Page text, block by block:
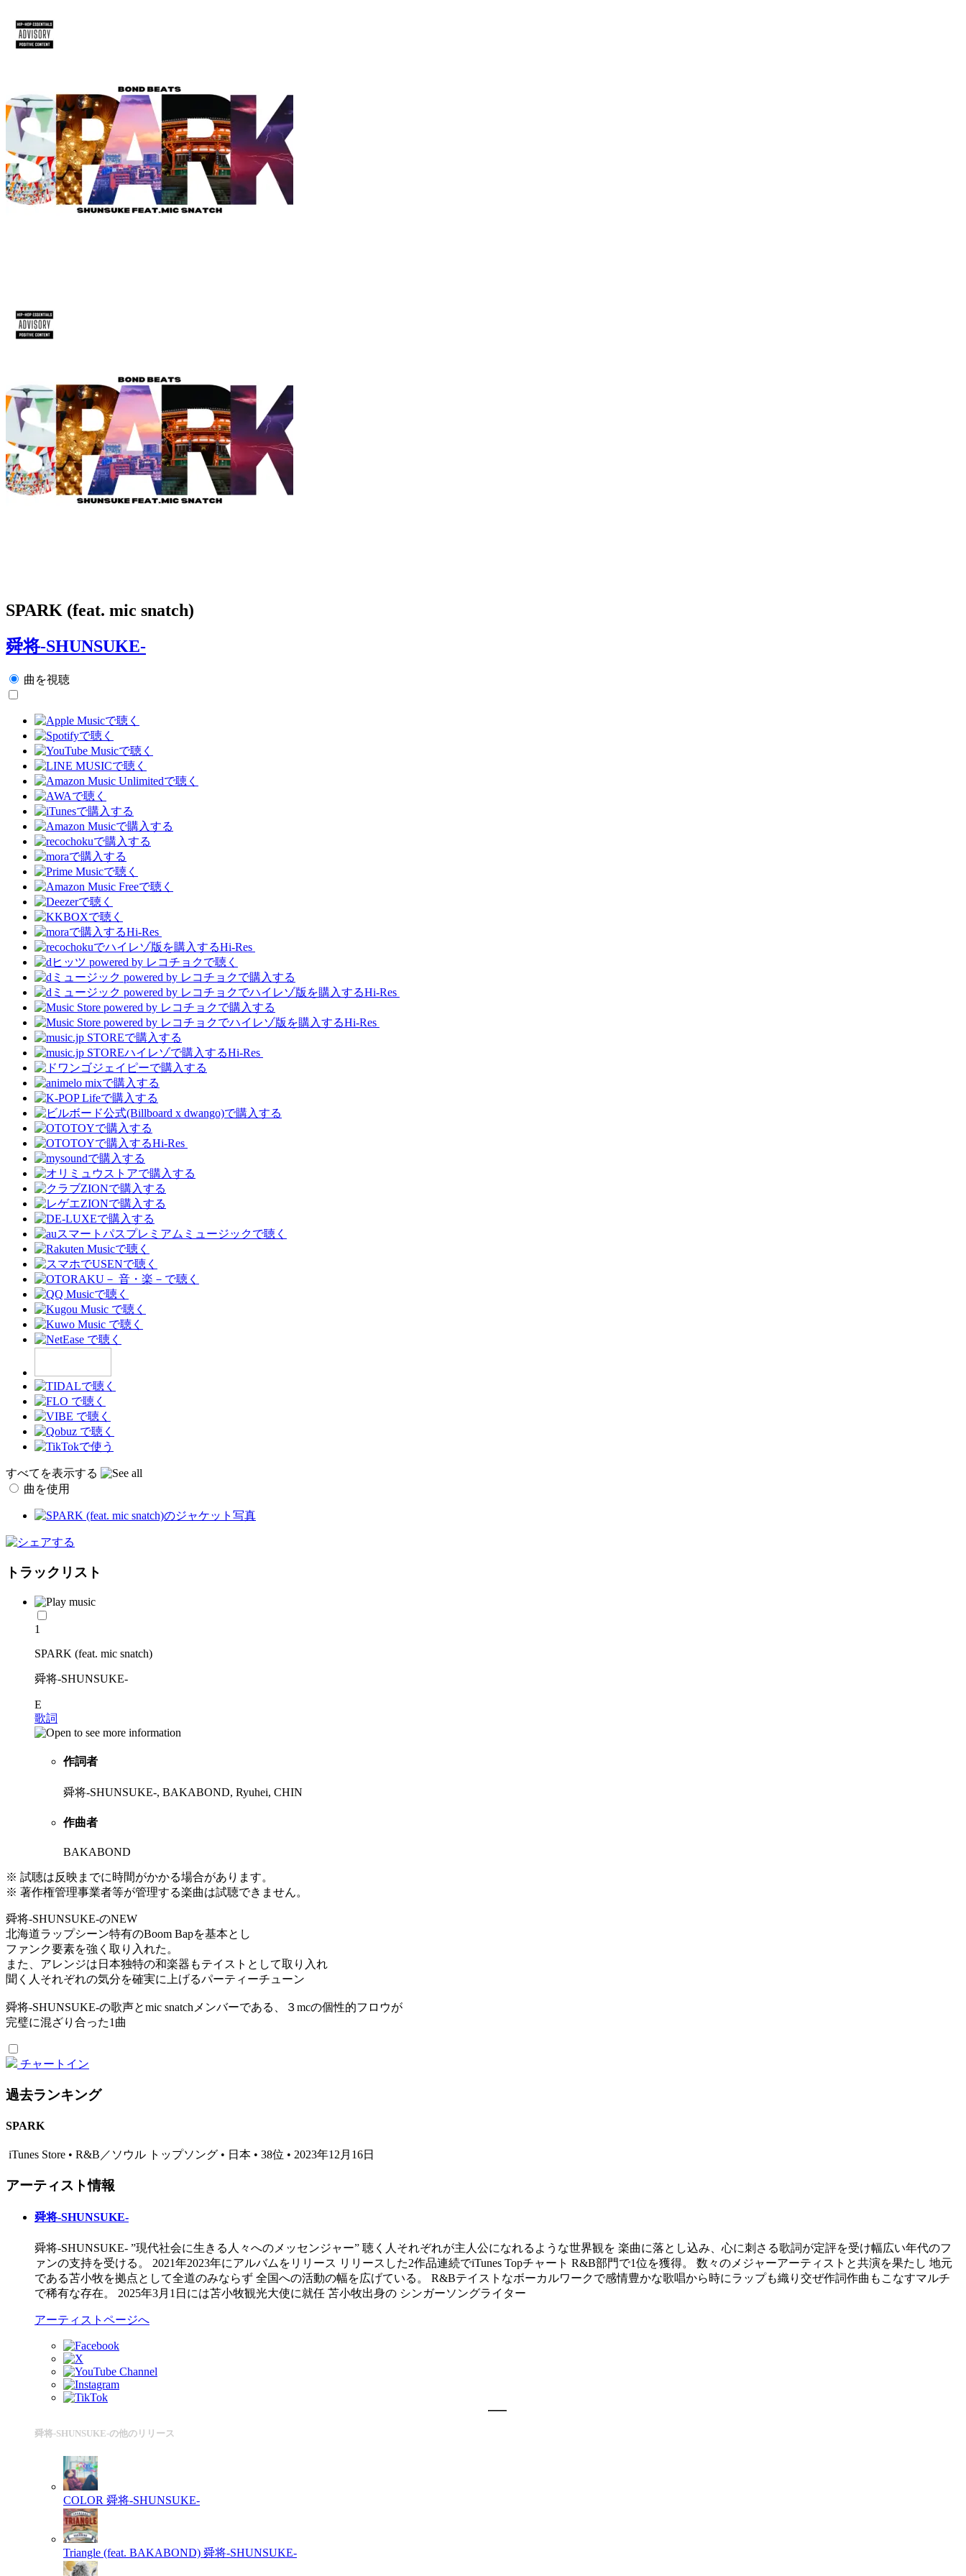
SPARK (feat. mic snatch)
舜将-SHUNSUKE-
曲を視聴
Hi-Res
Hi-Res
Hi-Res
Hi-Res
Hi-Res
Hi-Res
すべてを表示する
曲を使用
トラックリスト
1
SPARK (feat. mic snatch)
舜将-SHUNSUKE-
E
歌詞
作詞者
舜将-SHUNSUKE-, BAKABOND, Ryuhei, CHIN
作曲者
BAKABOND
※ 試聴は反映までに時間がかかる場合があります。
※ 著作権管理事業者等が管理する楽曲は試聴できません。
舜将-SHUNSUKE-のNEW
北海道ラップシーン特有のBoom Bapを基本とし
ファンク要素を強く取り入れた。
また、アレンジは日本独特の和楽器もテイストとして取り入れ
聞く人それぞれの気分を確実に上げるパーティーチューン
舜将-SHUNSUKE-の歌声とmic snatchメンバーである、３mcの個性的フロウが
完璧に混ざり合った1曲
チャートイン
過去ランキング
SPARK
iTunes Store • R&B／ソウル トップソング • 日本 • 38位 • 2023年12月16日
アーティスト情報
舜将-SHUNSUKE-
舜将-SHUNSUKE- ”現代社会に生きる人々へのメッセンジャー” 聴く人それぞれが主人公になれるような世界観を 楽曲に落とし込み、心に刺さる歌詞が定評を受け幅広い年代のフ
ァンの支持を受ける。 2021年2023年にアルバムをリリース リリースした2作品連続でiTunes Topチャート R&B部門で1位を獲得。 数々のメジャーアーティストと共演を果たし 地元
である苫小牧を拠点として全道のみならず 全国への活動の幅を広げている。 R&Bテイストなボーカルワークで感情豊かな歌唱から時にラップも織り交ぜ作詞作曲もこなすマルチ
で稀有な存在。 2025年3月1日には苫小牧観光大使に就任 苫小牧出身の シンガーソングライター
アーティストページへ
舜将-SHUNSUKE-の他のリリース
COLOR 舜将-SHUNSUKE-
Triangle (feat. BAKABOND) 舜将-SHUNSUKE-